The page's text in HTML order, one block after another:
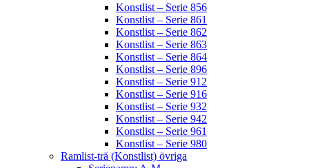
Konstlist – Serie 856
Konstlist – Serie 861
Konstlist – Serie 862
Konstlist – Serie 863
Konstlist – Serie 864
Konstlist – Serie 896
Konstlist – Serie 912
Konstlist – Serie 916
Konstlist – Serie 932
Konstlist – Serie 942
Konstlist – Serie 961
Konstlist – Serie 980
Ramlist-trä (Konstlist) övriga